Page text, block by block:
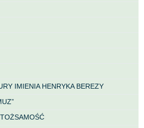
IMIENIA HENRYKA BEREZY